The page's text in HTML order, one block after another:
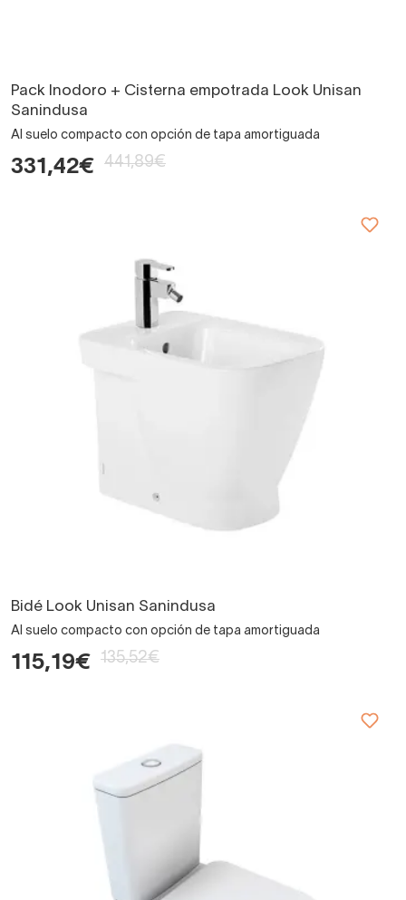
Pack Inodoro + Cisterna empotrada Look Unisan
Sanindusa
Al suelo compacto con opción de tapa amortiguada
331,42€ 441,89€
Bidé Look Unisan Sanindusa
Al suelo compacto con opción de tapa amortiguada
115,19€ 135,52€